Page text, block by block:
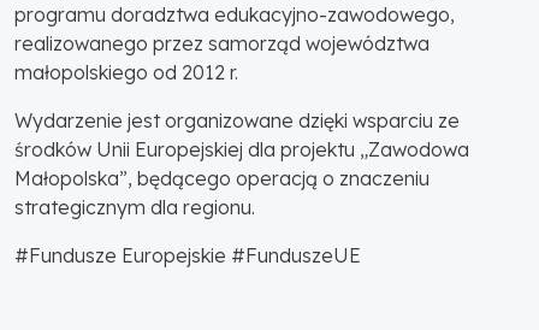
programu doradztwa edukacyjno-zawodowego,
realizowanego przez samorząd województwa
małopolskiego od 2012 r.
Wydarzenie jest organizowane dzięki wsparciu ze
środków Unii Europejskiej dla projektu „Zawodowa
Małopolska”, będącego operacją o znaczeniu
strategicznym dla regionu.
#Fundusze Europejskie #FunduszeUE